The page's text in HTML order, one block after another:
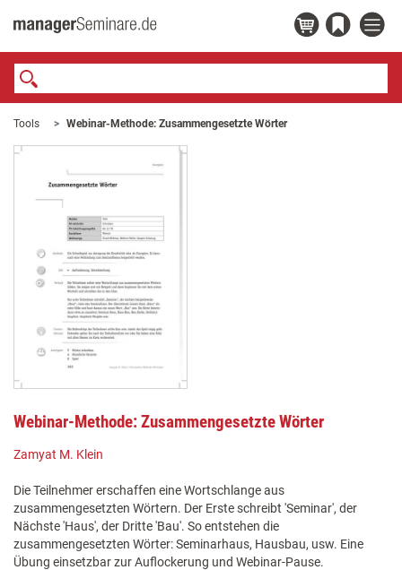
Tools Webinar-Methode: Zusammengesetzte Wörter
Webinar-Methode: Zusammengesetzte Wörter
Zamyat M. Klein
Die Teilnehmer erschaffen eine Wortschlange aus
zusammengesetzten Wörtern. Der Erste schreibt 'Seminar', der
Nächste 'Haus', der Dritte 'Bau'. So entstehen die
zusammengesetzten Wörter: Seminarhaus, Hausbau, usw. Eine
Übung einsetzbar zur Auflockerung und Webinar-Pause.